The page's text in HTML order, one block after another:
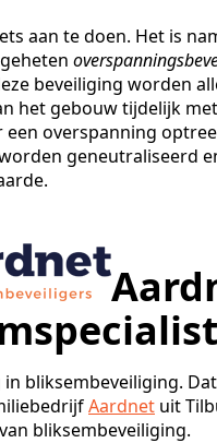
aan te doen. Het is
beveiliging worden
het gebouw tijdelijk
overspanning
geneutraliseerd
bliksembeveiliging.
Aardnet uit
bliksembeveiliging.